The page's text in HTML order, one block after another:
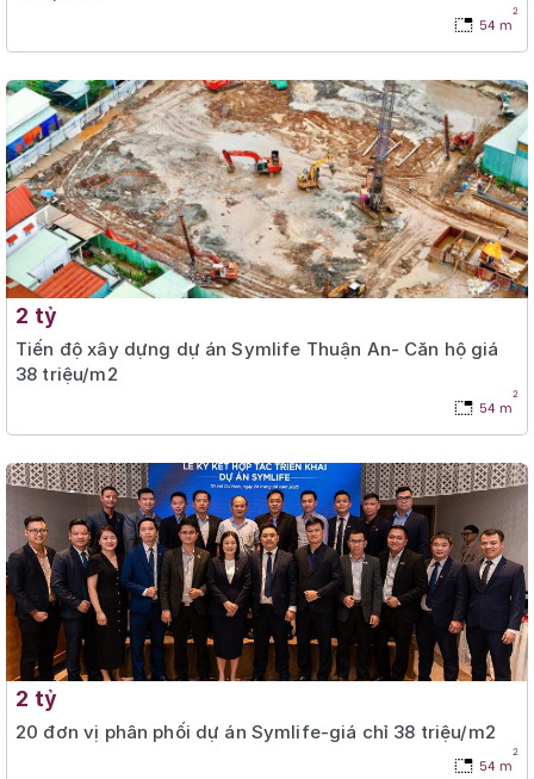
54 m
2
2 tỷ
Tiến độ xây dựng dự án Symlife Thuận An- Căn hộ giá
38 triệu/m2
54 m
2
2 tỷ
20 đơn vị phân phối dự án Symlife-giá chỉ 38 triệu/m2
54 m
2